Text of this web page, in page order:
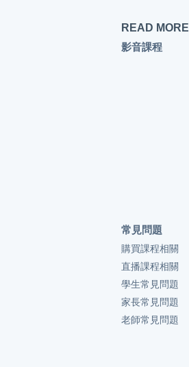
READ MORE
影音課程
常見問題
購買課程相關
直播課程相關
學生常見問題
家長常見問題
老師常見問題